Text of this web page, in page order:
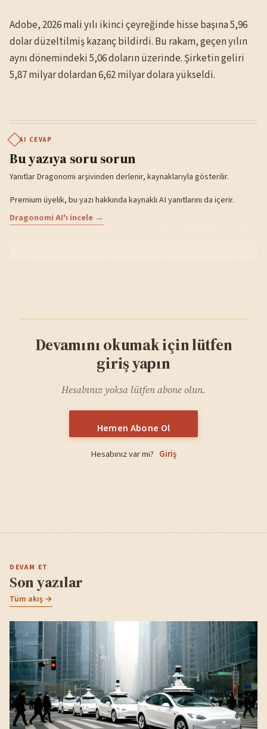
Adobe, 2026 mali yılı ikinci çeyreğinde hisse başına 5,96
dolar düzeltilmiş kazanç bildirdi. Bu rakam, geçen yılın
aynı dönemindeki 5,06 doların üzerinde. Şirketin geliri
5,87 milyar dolardan 6,62 milyar dolara yükseldi.
AI CEVAP
Bu yazıya soru sorun
Yanıtlar Dragonomi arşivinden derlenir, kaynaklarıyla gösterilir.
Premium üyelik, bu yazı hakkında kaynaklı AI yanıtlarını da içerir.
Dragonomi AI'ı incele →
Devamını okumak için lütfen
giriş yapın
Hesabınız yoksa lütfen abone olun.
Hemen Abone Ol
Hesabınız var mı? Giriş
DEVAM ET
Son yazılar
Tüm akış →